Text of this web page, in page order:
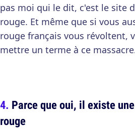
pas moi qui le dit, c'est le site
rouge. Et même que si vous
rouge français vous révoltent,
mettre un terme à ce
Parce que oui, il existe
rouge